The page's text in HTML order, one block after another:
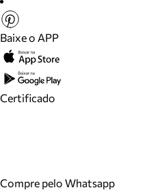
Baixe o APP
Certificado
Compre pelo Whatsapp